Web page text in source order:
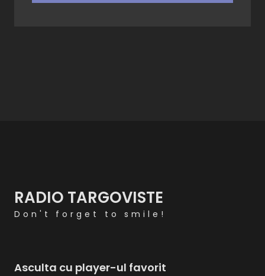
RADIO TARGOVISTE
Don't forget to smile!
Asculta cu player-ul favorit